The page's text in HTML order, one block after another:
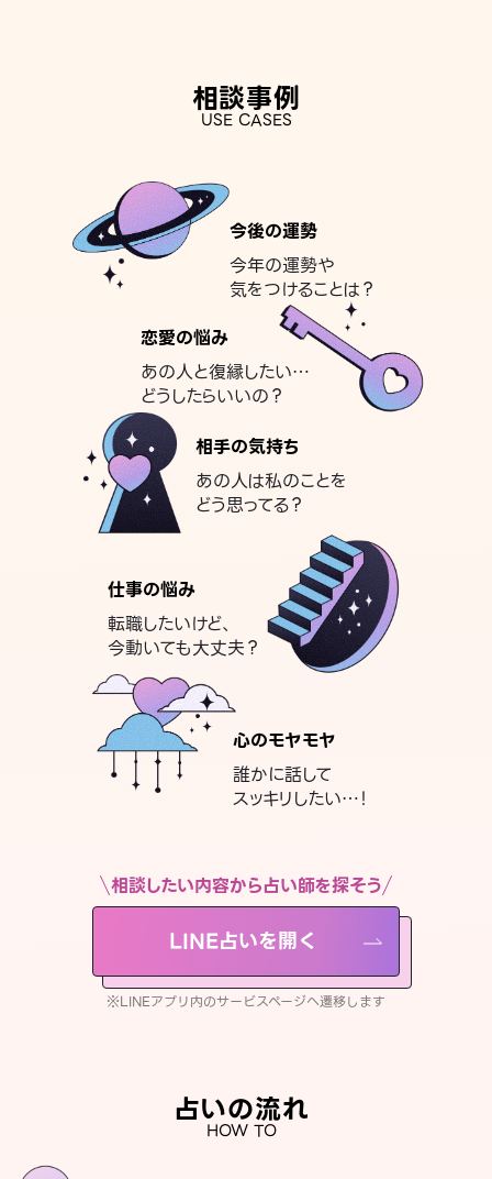
相談事例
USE CASES
今後の運勢
今年の運勢や
気をつけることは？
恋愛の悩み
あの人と復縁したい…
どうしたらいいの？
相手の気持ち
あの人は私のことを
どう思ってる？
仕事の悩み
転職したいけど、
今動いても大丈夫？
心のモヤモヤ
誰かに話して
スッキリしたい…！
相談したい内容から占い師を探そう
LINE占いを開く
※LINEアプリ内のサービスページへ遷移します
占いの流れ
HOW TO